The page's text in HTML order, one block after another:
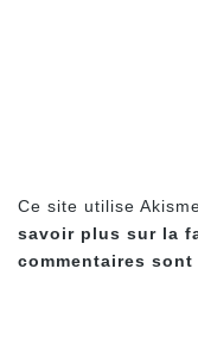
Ce site utilise
savoir plus sur la
commentaires